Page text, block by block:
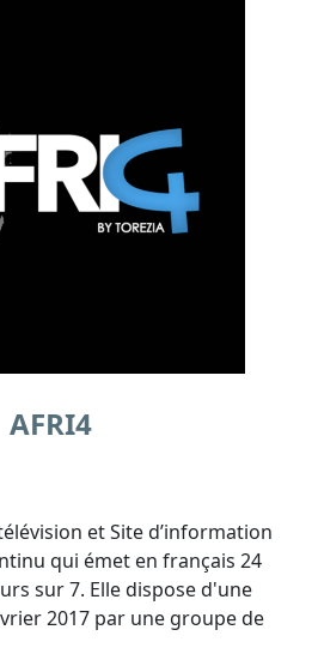
AFRI4
et Site d’information
qui émet en français 24
sur 7. Elle dispose d'une
2017 par une groupe de